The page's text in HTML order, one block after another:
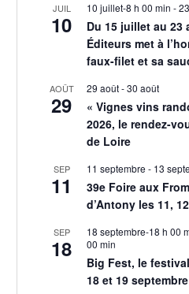
JUIL
10
10 juillet-8 h 00 min -
Du 15 juillet au 23
Éditeurs met à
faux-filet et sa
AOÛT
29
29 août-30 août
« Vignes vins
2026, le rendez-
de Loire
SEP
11
11 septembre - 13
39e Foire aux
d’Antony les 11,
SEP
18
18 septembre-18 h 00
00 min
Big Fest, le
18 et 19